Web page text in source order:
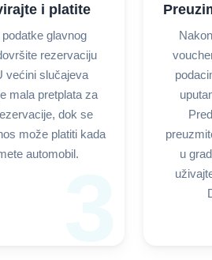
i platite
glavnog
rezervaciju
većini slučajeva
mala pretplata za
dok se
može platiti kada
automobil.
u